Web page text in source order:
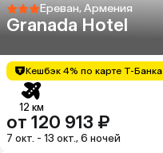
Ереван, Армения
Granada Hotel
Кешбэк 4% по карте Т-Банка
12 км
от 120 913 ₽
7 окт. - 13 окт., 6 ночей